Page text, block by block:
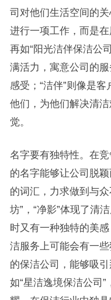
司对他们生活空间的
进行一项工作，而是在
再如“阳光洁伴保洁公
满活力，寓意公司的
感受；“洁伴”则像是
他们，为他们解决清
觉。
名字要有独特性。在
的名字能够让公司脱
的词汇，力求做到与
坊”，“净影”体现了清
时又有一种独特的美
洁服务上可能会有一
的保洁公司，能够吸
如“星洁逸境保洁公司”